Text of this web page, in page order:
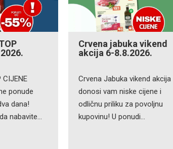
ponude
dana!
nabavite…
Crvena jabuka vikend
akcija 6-8.8.2026.
Crvena Jabuka vikend akcija
donosi vam niske cijene i
odličnu priliku za povoljnu
kupovinu! U ponudi…